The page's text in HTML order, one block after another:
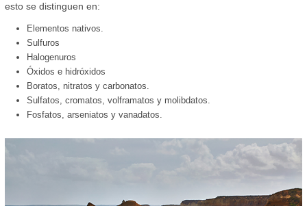
esto se distinguen en:
Elementos nativos.
Sulfuros
Halogenuros
Óxidos e hidróxidos
Boratos, nitratos y carbonatos.
Sulfatos, cromatos, volframatos y molibdatos.
Fosfatos, arseniatos y vanadatos.